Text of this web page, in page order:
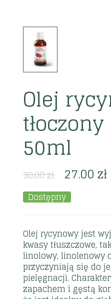
Olej
50ml
30.00zł 27.00zł
Dostępny
Olej rycynowy jest
kwasy tłuszczowe,
linolowy, linolenowy
przyczyniają się do
pielęgnacji.
zapachem i gęstą